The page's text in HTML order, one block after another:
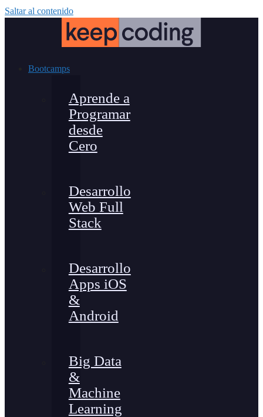
Saltar al contenido
Bootcamps
Aprende a
Programar
desde
Cero
Desarrollo
Web Full
Stack
Desarrollo
Apps iOS
&
Android
Big Data
&
Machine
Learning